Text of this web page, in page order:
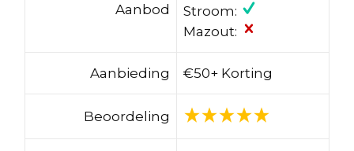
Aanbod
Stroom:
Mazout:
Aanbieding €50+ Korting
Beoordeling